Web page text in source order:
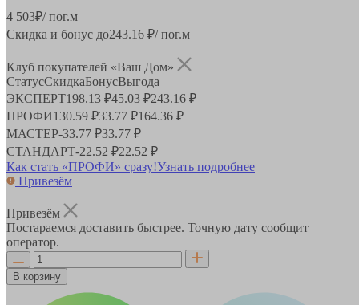
4 503₽/ пог.м
Скидка и бонус до243.16 ₽/ пог.м
Клуб покупателей «Ваш Дом»
СтатусСкидкаБонусВыгода
ЭКСПЕРТ198.13 ₽45.03 ₽243.16 ₽
ПРОФИ130.59 ₽33.77 ₽164.36 ₽
МАСТЕР-33.77 ₽33.77 ₽
СТАНДАРТ-22.52 ₽22.52 ₽
Как стать «ПРОФИ» сразу!Узнать подробнее
Привезём
Привезём
Постараемся доставить быстрее. Точную дату сообщит
оператор.
В корзину